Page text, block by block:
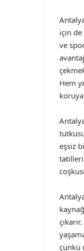
için
ve
Hem
eşsiz
çünkü